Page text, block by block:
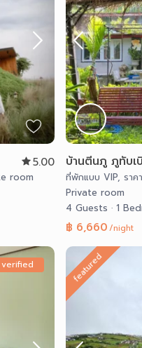
5.00
room
บ้านตีนภู ภูทับเ
ที่พักแบบ VIP, รา
Private room
4 Guests · 1
฿ 6,660/night
verified featured